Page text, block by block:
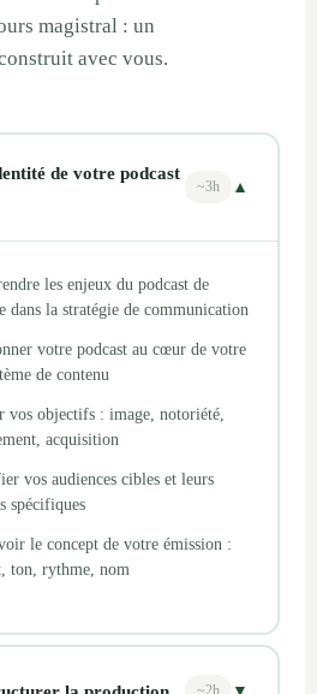
magistral : un
avec vous.
de votre podcast
~3h ▼
les enjeux du podcast de
dans la stratégie de communication
votre podcast au cœur de votre
de contenu
vos objectifs : image, notoriété,
acquisition
vos audiences cibles et leurs
spécifiques
le concept de votre émission :
ton, rythme, nom
~2h ▼